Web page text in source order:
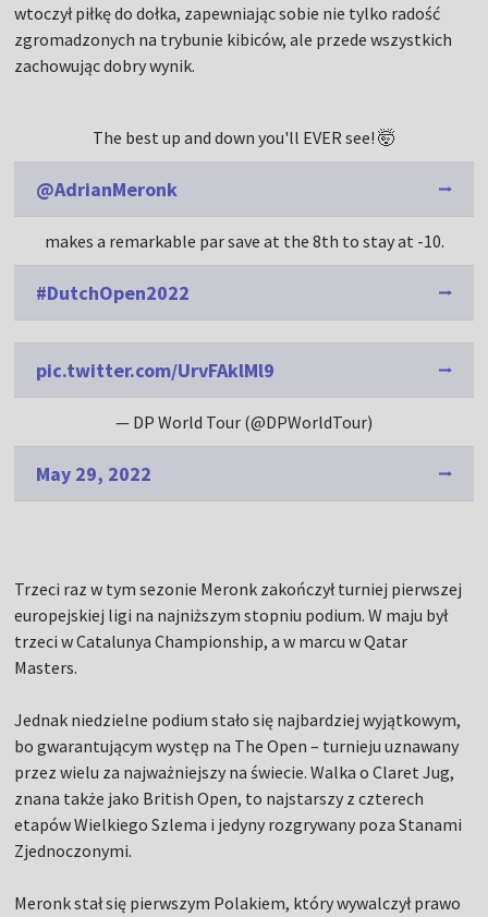
wtoczył piłkę do dołka, zapewniając sobie nie tylko radość
zgromadzonych na trybunie kibiców, ale przede wszystkich
zachowując dobry wynik.
The best up and down you'll EVER see! 🤯
@AdrianMeronk
makes a remarkable par save at the 8th to stay at -10.
#DutchOpen2022
pic.twitter.com/UrvFAklMl9
— DP World Tour (@DPWorldTour)
May 29, 2022
Trzeci raz w tym sezonie Meronk zakończył turniej pierwszej
europejskiej ligi na najniższym stopniu podium. W maju był
trzeci w Catalunya Championship, a w marcu w Qatar
Masters.
Jednak niedzielne podium stało się najbardziej wyjątkowym,
bo gwarantującym występ na The Open – turnieju uznawany
przez wielu za najważniejszy na świecie. Walka o Claret Jug,
znana także jako British Open, to najstarszy z czterech
etapów Wielkiego Szlema i jedyny rozgrywany poza Stanami
Zjednoczonymi.
Meronk stał się pierwszym Polakiem, który wywalczył prawo